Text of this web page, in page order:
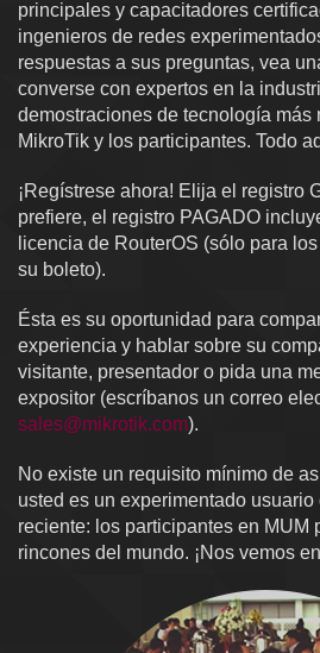
principales y capacitadores
ingenieros de redes
respuestas a sus preguntas, vea
converse con expertos en la
demostraciones de tecnología más
MikroTik y los participantes. Todo
¡Regístrese ahora! Elija el registro
prefiere, el registro PAGADO
licencia de RouterOS (sólo para
su boleto).
Ésta es su oportunidad para
experiencia y hablar sobre su
visitante, presentador o pida una
expositor (escríbanos un correo
sales@mikrotik.com).
No existe un requisito mínimo de
usted es un experimentado
reciente: los participantes en MUM
rincones del mundo. ¡Nos vemos